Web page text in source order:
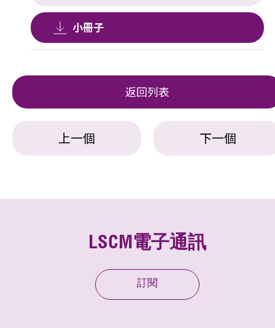
小冊子
返回列表
上一個 下一個
LSCM電子通訊
訂閱